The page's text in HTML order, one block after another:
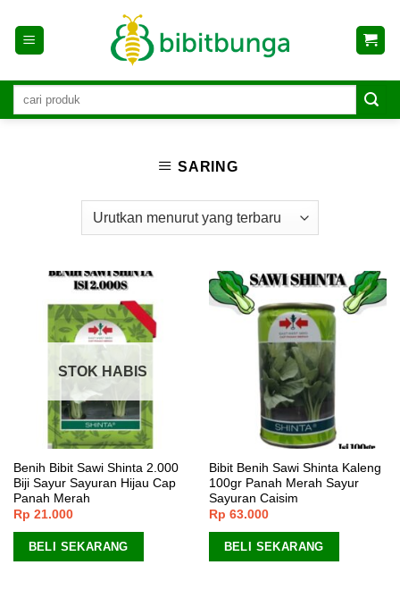
content
SARING
STOK HABIS
Benih Bibit Sawi Shinta 2.000
Biji Sayur Sayuran Hijau Cap
Panah Merah
Rp 21.000
BELI SEKARANG
Bibit Benih Sawi Shinta Kaleng
100gr Panah Merah Sayur
Sayuran Caisim
Rp 63.000
BELI SEKARANG